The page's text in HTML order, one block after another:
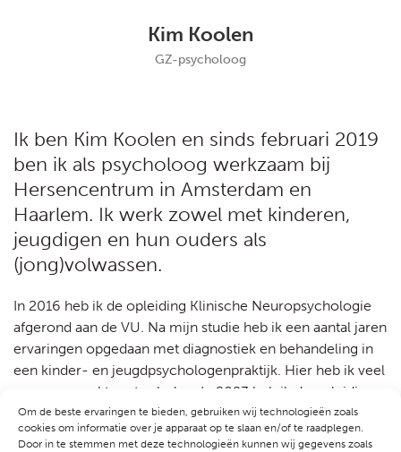
Om de beste ervaringen te bieden, gebruiken wij technologieën zoals
cookies om informatie over je apparaat op te slaan en/of te raadplegen.
Door in te stemmen met deze technologieën kunnen wij gegevens zoals
Kim Koolen
GZ-psycholoog
Ik ben Kim Koolen en sinds februari 2019
ben ik als psycholoog werkzaam bij
Hersencentrum in Amsterdam en
Haarlem. Ik werk zowel met kinderen,
jeugdigen en hun ouders als
(jong)volwassen.
In 2016 heb ik de opleiding Klinische Neuropsychologie
afgerond aan de VU. Na mijn studie heb ik een aantal jaren
ervaringen opgedaan met diagnostiek en behandeling in
een kinder- en jeugdpsychologenpraktijk. Hier heb ik veel
samengewerkt met scholen. In 2023 heb ik de opleiding
tot GZ-psycholoog afgerond.